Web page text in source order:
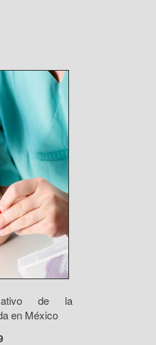
de la
en México